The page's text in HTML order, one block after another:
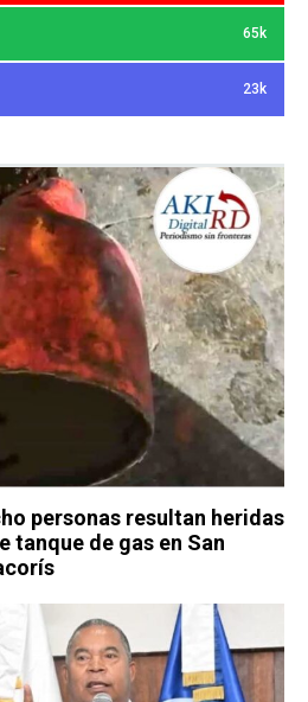
65k
23k
personas resultan heridas
tanque de gas en San